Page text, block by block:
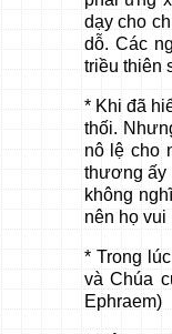
dạy cho
dỗ. Các
triều thiên
* Khi đã
thối.
nô lệ cho
thương ấy
không
nên họ vui
* Trong
và Chúa
Ephraem)